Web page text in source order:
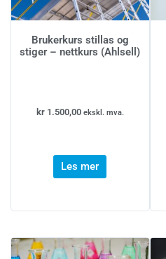
Brukerkurs stillas og
stiger – nettkurs (Ahlsell)
kr1.500,00 ekskl. mva.
Les mer